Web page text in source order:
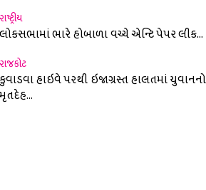
રાષ્ટ્રીય
લોકસભામાં ભારે હોબાળા વચ્ચે એન્ટિ પેપર લીક...
રાજકોટ
કુવાડવા હાઇવે પરથી ઇજાગ્રસ્ત હાલતમાં યુવાનનો
મૃતદેહ...